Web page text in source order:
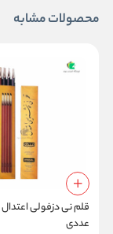
محصولات مشابه
عددی